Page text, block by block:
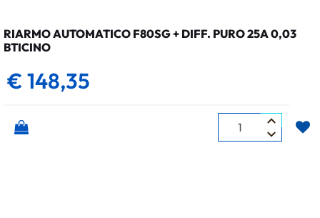
RIARMO AUTOMATICO F80SG + DIFF. PURO 25A 0,03
BTICINO
€ 148,35
Quantità